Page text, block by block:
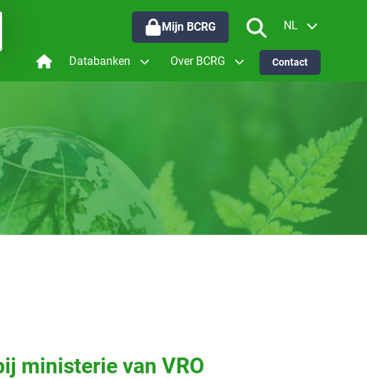
Mijn BCRG NL
EN
Databanken Over BCRG Contact
ministerie van VRO